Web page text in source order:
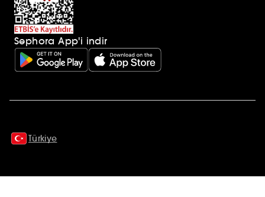
Sephora App'i indir
Türkiye